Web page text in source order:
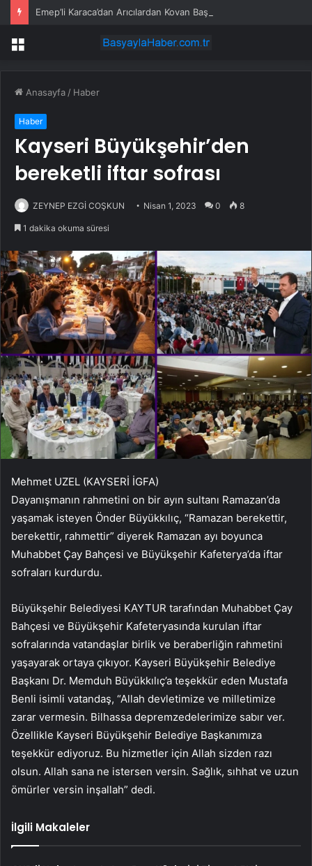
Menü
Anasayfa / Haber
Haber
Kayseri Büyükşehir’den
bereketli iftar sofrası
ZEYNEP EZGİ COŞKUN Nisan 1, 2023 0 8
1 dakika okuma süresi
Mehmet UZEL (KAYSERİ İGFA)
Dayanışmanın rahmetini on bir ayın sultanı Ramazan’da
yaşamak isteyen Önder Büyükkılıç, “Ramazan berekettir,
berekettir, rahmettir” diyerek Ramazan ayı boyunca
Muhabbet Çay Bahçesi ve Büyükşehir Kafeterya’da iftar
sofraları kurdurdu.
Büyükşehir Belediyesi KAYTUR tarafından Muhabbet Çay
Bahçesi ve Büyükşehir Kafeteryasında kurulan iftar
sofralarında vatandaşlar birlik ve beraberliğin rahmetini
yaşayarak ortaya çıkıyor. Kayseri Büyükşehir Belediye
Başkanı Dr. Memduh Büyükkılıç’a teşekkür eden Mustafa
Benli isimli vatandaş, “Allah devletimize ve milletimize
zarar vermesin. Bilhassa depremzedelerimize sabır ver.
Özellikle Kayseri Büyükşehir Belediye Başkanımıza
teşekkür ediyoruz. Bu hizmetler için Allah sizden razı
olsun. Allah sana ne istersen versin. Sağlık, sıhhat ve uzun
ömürler versin inşallah” dedi.
İlgili Makaleler